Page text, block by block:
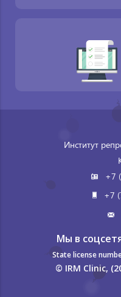
Институт
+7
+7
Мы в
State license
© IRM Clinic,